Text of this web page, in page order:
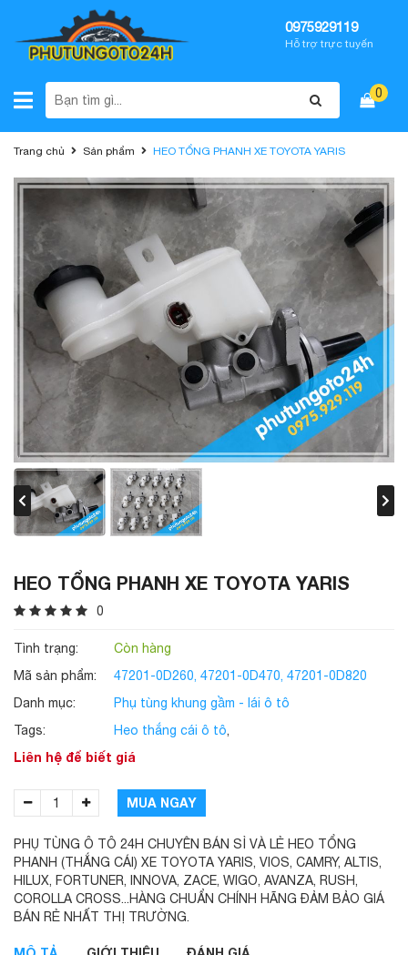
0975929119
Hỗ trợ trực tuyến
0
Trang chủ Sản phẩm HEO TỔNG PHANH XE TOYOTA YARIS
HEO TỔNG PHANH XE TOYOTA YARIS
0
Tình trạng:
Còn hàng
Mã sản phẩm:
47201-0D260, 47201-0D470, 47201-0D820
Danh mục:
Phụ tùng khung gầm - lái ô tô
Tags:
Heo thắng cái ô tô,
Liên hệ để biết giá
MUA NGAY
PHỤ TÙNG Ô TÔ 24H CHUYÊN BÁN SỈ VÀ LẺ HEO TỔNG
PHANH (THẮNG CÁI) XE TOYOTA YARIS, VIOS, CAMRY, ALTIS,
HILUX, FORTUNER, INNOVA, ZACE, WIGO, AVANZA, RUSH,
COROLLA CROSS...HÀNG CHUẨN CHÍNH HÃNG ĐẢM BẢO GIÁ
BÁN RẺ NHẤT THỊ TRƯỜNG.